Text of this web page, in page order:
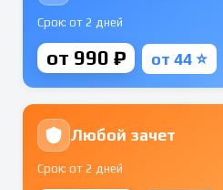
Срок: от 2 дней
от 990 ₽ от 44 ⭐
Любой зачет
Срок: от 2 дней